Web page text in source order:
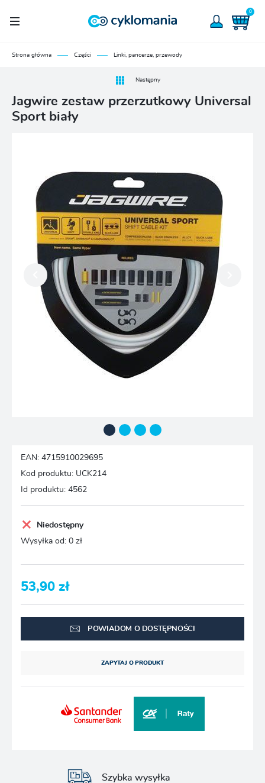
0
Strona główna Części Linki, pancerze, przewody
Następny
Jagwire zestaw przerzutkowy Universal
Sport biały
EAN: 4715910029695
Kod produktu: UCK214
Id produktu: 4562
Niedostępny
Wysyłka od: 0 zł
53,90 zł
POWIADOM O DOSTĘPNOŚCI
ZAPYTAJ O PRODUKT
Szybka wysyłka